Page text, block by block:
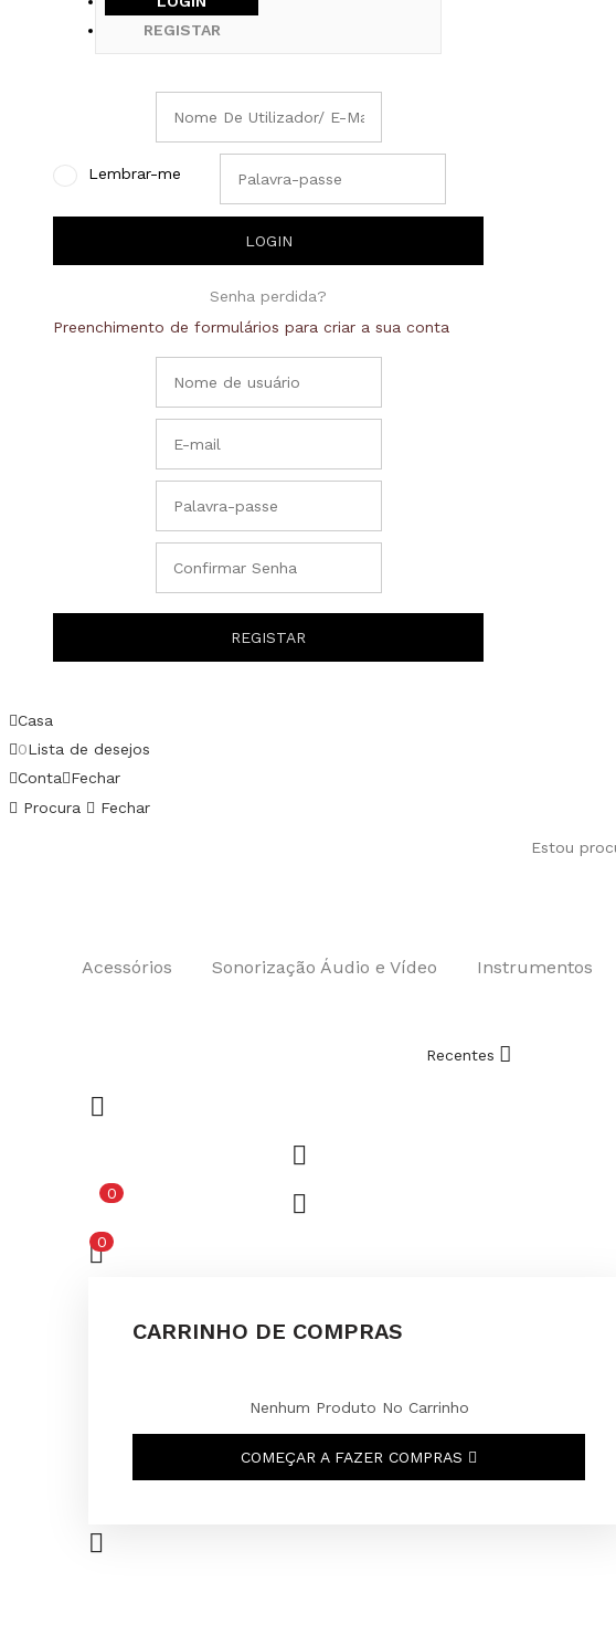
REGISTAR
Lembrar-me
Senha perdida?
Preenchimento de formulários para criar a sua conta
Casa
0Lista de desejos
Conta
Fechar
Procura
Fechar
Acessórios Sonorização Áudio e Vídeo Instrumentos
Recentes
0
0
CARRINHO DE COMPRAS
Nenhum Produto No Carrinho
COMEÇAR A FAZER COMPRAS